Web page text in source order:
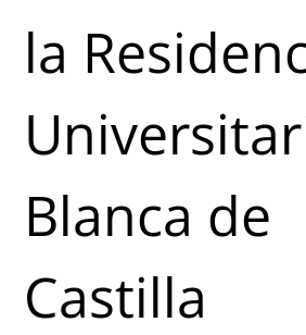
la
Blanca de
Castilla